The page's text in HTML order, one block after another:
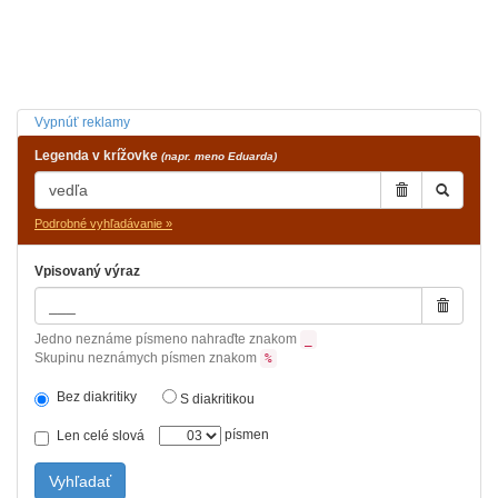
Vypnúť reklamy
Legenda v krížovke (napr. meno Eduarda)
Podrobné vyhľadávanie »
Vpisovaný výraz
Jedno neznáme písmeno nahraďte znakom
Skupinu neznámych písmen znakom %
Bez diakritiky S diakritikou
Len celé slová písmen
Vyhľadať